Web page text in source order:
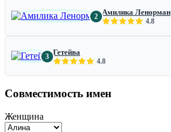
2 Амилика Ленорман
4.8
3 Гетейва
4.8
Совместимость имен
Женщина